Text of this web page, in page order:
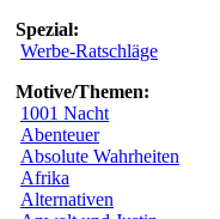
Spezial:
Werbe-Ratschläge
Motive/Themen:
1001 Nacht
Abenteuer
Absolute Wahrheiten
Afrika
Alternativen